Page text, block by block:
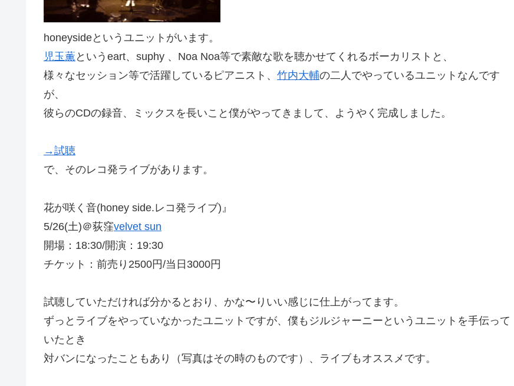
honeysideというユニットがいます。
児玉薫というeart、suphy 、Noa Noa等で素敵な歌を聴かせてくれるボーカリストと、
様々なセッション等で活躍しているピアニスト、 竹内大輔の二人でやっているユニットなんです
が、
彼らのCDの録音、ミックスを長いこと僕がやってきまして、ようやく完成しました。
→試聴
で、そのレコ発ライブがあります。
花が咲く音(honey side.レコ発ライブ)』
5/26(土)＠荻窪velvet sun
開場：18:30/開演：19:30
チケット：前売り2500円/当日3000円
試聴していただければ分かるとおり、かな〜りいい感じに仕上がってます。
ずっとライブをやっていなかったユニットですが、僕もジルジャーニーというユニットを手伝って
いたとき
対バンになったこともあり（写真はその時のものです）、ライブもオススメです。